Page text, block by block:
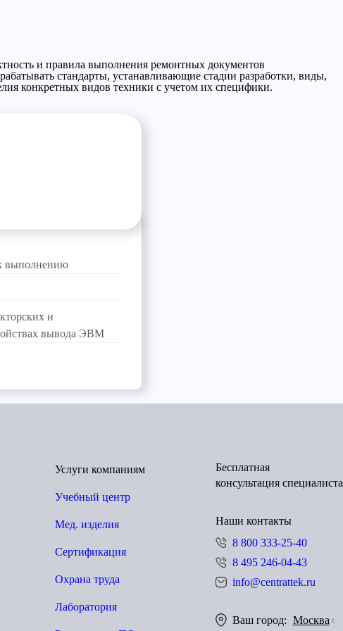
и правила выполнения ремонтных документов
стандарты, устанавливающие стадии разработки, виды,
конкретных видов техники с учетом их специфики.
выполнению
и
вывода ЭВМ
Услуги компаниям
Учебный центр
Мед. изделия
Сертификация
Охрана труда
Лаборатория
Бесплатная
консультация специалиста
Наши контакты
8 800 333-25-40
8 495 246-04-43
info@centrattek.ru
Ваш город: Москва